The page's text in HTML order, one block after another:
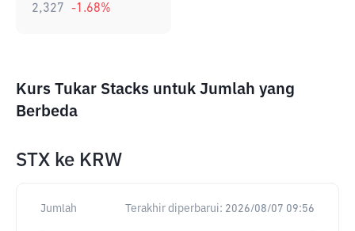
2,327 -1.68%
Kurs Tukar Stacks untuk Jumlah yang
Berbeda
STX ke KRW
Jumlah Terakhir diperbarui: 2026/08/07 09:56